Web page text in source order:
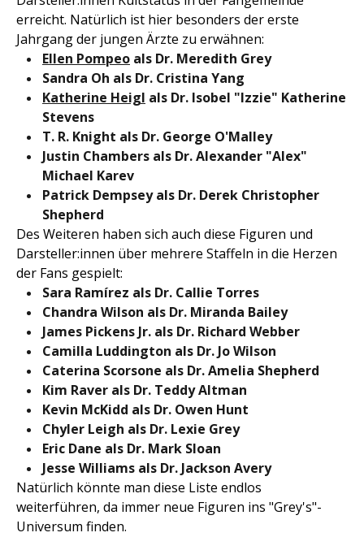
erreicht. Natürlich ist hier besonders der erste
Jahrgang der jungen Ärzte zu erwähnen:
Ellen Pompeo als Dr. Meredith Grey
Sandra Oh als Dr. Cristina Yang
Katherine Heigl als Dr. Isobel "Izzie" Katherine
Stevens
T. R. Knight als Dr. George O'Malley
Justin Chambers als Dr. Alexander "Alex"
Michael Karev
Patrick Dempsey als Dr. Derek Christopher
Shepherd
Des Weiteren haben sich auch diese Figuren und
Darsteller:innen über mehrere Staffeln in die Herzen
der Fans gespielt:
Sara Ramírez als Dr. Callie Torres
Chandra Wilson als Dr. Miranda Bailey
James Pickens Jr. als Dr. Richard Webber
Camilla Luddington als Dr. Jo Wilson
Caterina Scorsone als Dr. Amelia Shepherd
Kim Raver als Dr. Teddy Altman
Kevin McKidd als Dr. Owen Hunt
Chyler Leigh als Dr. Lexie Grey
Eric Dane als Dr. Mark Sloan
Jesse Williams als Dr. Jackson Avery
Natürlich könnte man diese Liste endlos
weiterführen, da immer neue Figuren ins "Grey's"-
Universum finden.